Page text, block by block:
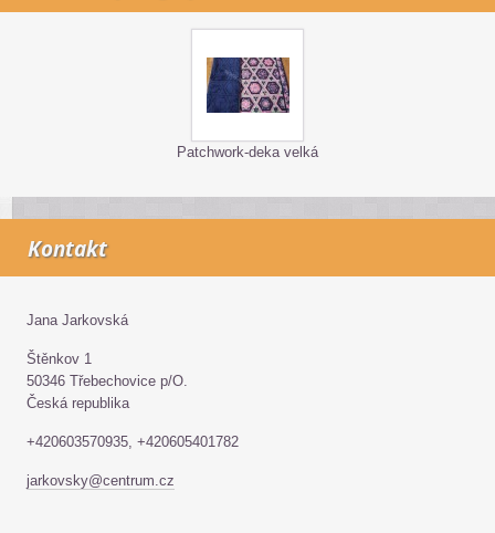
Patchwork-deka velká
Kontakt
Jana Jarkovská
Štěnkov 1
50346 Třebechovice p/O.
Česká republika
+420603570935, +420605401782
jarkovsky@centrum.cz